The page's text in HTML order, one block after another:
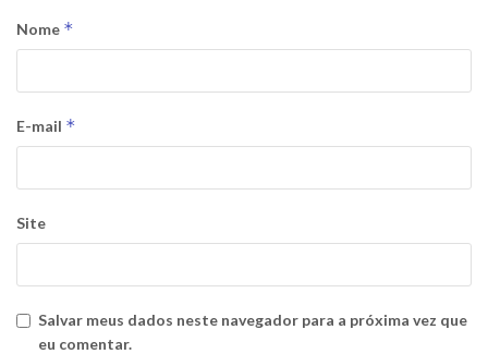
Nome *
E-mail *
Site
Salvar meus dados neste navegador para a próxima vez que
eu comentar.